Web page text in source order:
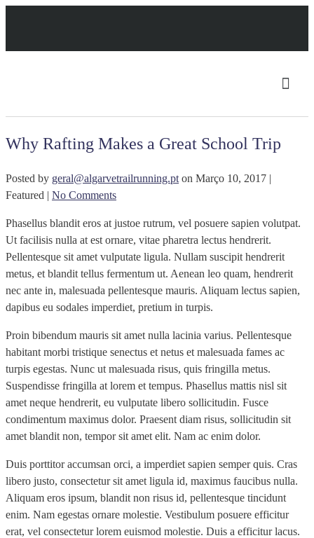
Why Rafting Makes a Great School Trip
Posted by geral@algarvetrailrunning.pt on Março 10, 2017 |
Featured | No Comments
Phasellus blandit eros at justoe rutrum, vel posuere sapien volutpat.
Ut facilisis nulla at est ornare, vitae pharetra lectus hendrerit.
Pellentesque sit amet vulputate ligula. Nullam suscipit hendrerit
metus, et blandit tellus fermentum ut. Aenean leo quam, hendrerit
nec ante in, malesuada pellentesque mauris. Aliquam lectus sapien,
dapibus eu sodales imperdiet, pretium in turpis.
Proin bibendum mauris sit amet nulla lacinia varius. Pellentesque
habitant morbi tristique senectus et netus et malesuada fames ac
turpis egestas. Nunc ut malesuada risus, quis fringilla metus.
Suspendisse fringilla at lorem et tempus. Phasellus mattis nisl sit
amet neque hendrerit, eu vulputate libero sollicitudin. Fusce
condimentum maximus dolor. Praesent diam risus, sollicitudin sit
amet blandit non, tempor sit amet elit. Nam ac enim dolor.
Duis porttitor accumsan orci, a imperdiet sapien semper quis. Cras
libero justo, consectetur sit amet ligula id, maximus faucibus nulla.
Aliquam eros ipsum, blandit non risus id, pellentesque tincidunt
enim. Nam egestas ornare molestie. Vestibulum posuere efficitur
erat, vel consectetur lorem euismod molestie. Duis a efficitur lacus.